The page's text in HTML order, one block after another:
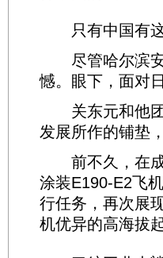
只有中国有这
尽管哈尔滨安
憾。眼下，面对
关东元和他团
发展所作的铺垫
前不久，在成
涂装E190-E2飞
行任务，再次展
机优异的高海拔